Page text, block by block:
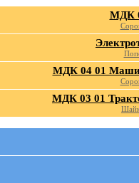
МДК
МДК 04 01
МДК 03 01